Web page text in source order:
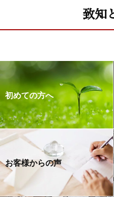
致知
初めての方へ
お客様からの声